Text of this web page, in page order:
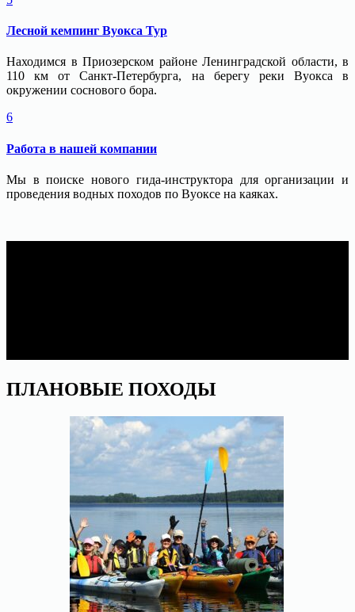
Лесной кемпинг Вуокса Тур
Находимся в Приозерском районе Ленинградской области, в
110 км от Санкт-Петербурга, на берегу реки Вуокса в
окружении соснового бора.
6
Работа в нашей компании
Мы в поиске нового гида-инструктора для организации и
проведения водных походов по Вуоксе на каяках.
ПЛАНОВЫЕ ПОХОДЫ